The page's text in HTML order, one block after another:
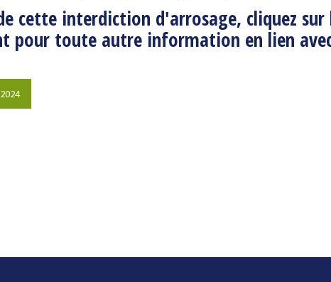
cette interdiction d'arrosage, cliquez sur
pour toute autre information en lien